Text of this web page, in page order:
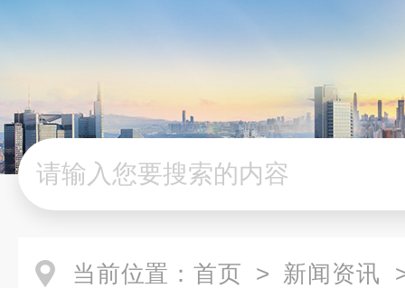
当前位置： 首页 > 新闻资讯